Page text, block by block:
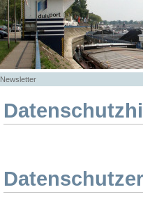
Newsletter